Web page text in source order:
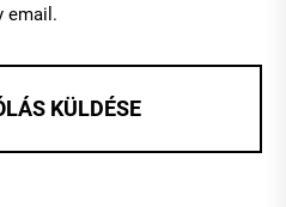
email.